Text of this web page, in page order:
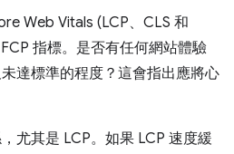
Web Vitals (LCP、CLS 和
指標。是否有任何網站體驗
達標準的程度？這會指出應將心
尤其是 LCP。如果 LCP 速度緩